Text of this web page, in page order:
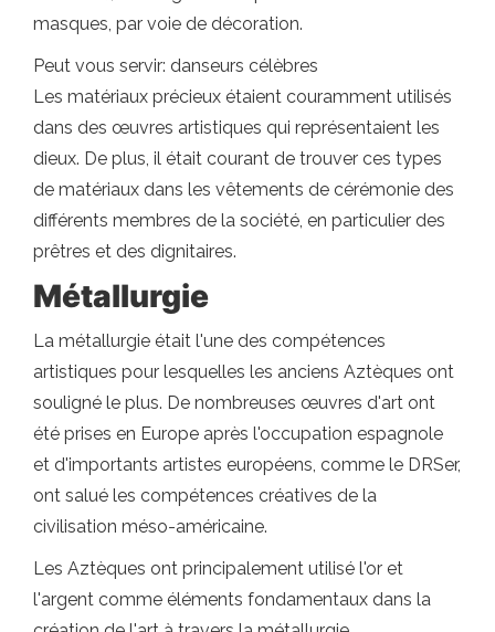
masques, par voie de décoration.
Peut vous servir: danseurs célèbres
Les matériaux précieux étaient couramment utilisés
dans des œuvres artistiques qui représentaient les
dieux. De plus, il était courant de trouver ces types
de matériaux dans les vêtements de cérémonie des
différents membres de la société, en particulier des
prêtres et des dignitaires.
Métallurgie
La métallurgie était l'une des compétences
artistiques pour lesquelles les anciens Aztèques ont
souligné le plus. De nombreuses œuvres d'art ont
été prises en Europe après l'occupation espagnole
et d'importants artistes européens, comme le DRSer,
ont salué les compétences créatives de la
civilisation méso-américaine.
Les Aztèques ont principalement utilisé l'or et
l'argent comme éléments fondamentaux dans la